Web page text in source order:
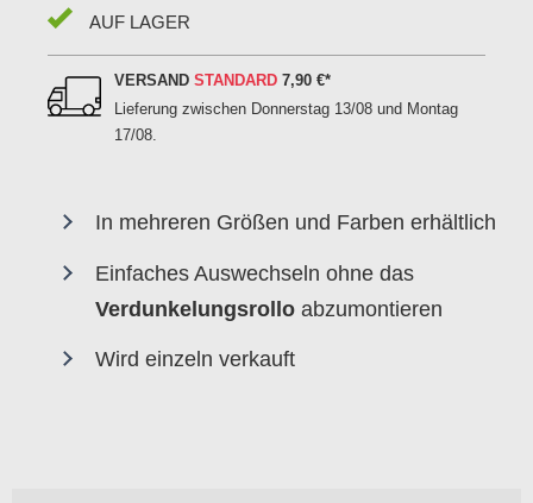
AUF LAGER
VERSANDSTANDARD 7,90 €*
Lieferung zwischen Donnerstag 13/08 und Montag
17/08.
In mehreren Größen und Farben erhältlich
Einfaches Auswechseln ohne das
Verdunkelungsrollo abzumontieren
Wird einzeln verkauft